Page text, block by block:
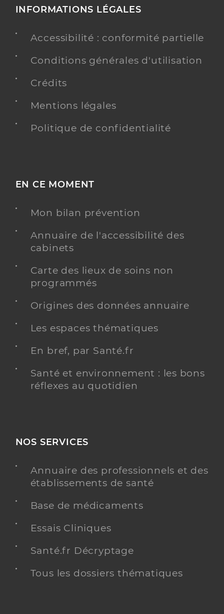
INFORMATIONS LÉGALES
Accessibilité : conformité partielle
Conditions générales d'utilisation
Crédits
Mentions légales
Politique de confidentialité
EN CE MOMENT
Mon bilan prévention
Annuaire de l'accessibilité des
cabinets
Carte des lieux de soins non
programmés
Origines des données annuaire
Les espaces thématiques
En bref, par Santé.fr
Santé et environnement : les bons
réflexes au quotidien
NOS SERVICES
Annuaire des professionnels et des
établissements de santé
Base de médicaments
Essais Cliniques
Santé.fr Décryptage
Tous les dossiers thématiques